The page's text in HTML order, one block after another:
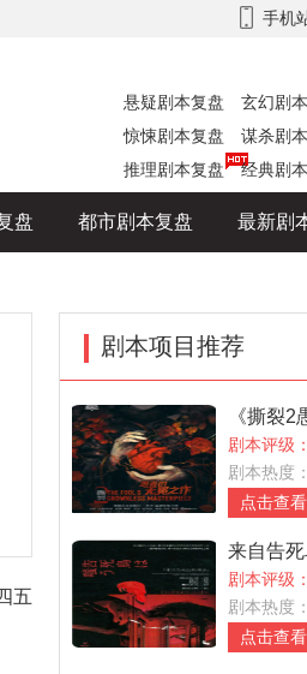
手机
悬疑剧本复盘
玄幻剧
惊悚剧本复盘
谋杀剧
推理剧本复盘
经典剧
盘 都市剧本复盘 最新剧
五
剧本项目推荐
《撕裂2
之作》
剧本评级
剧本热度：
点击查看
来自告
剧本评级
剧本热度：
点击查看